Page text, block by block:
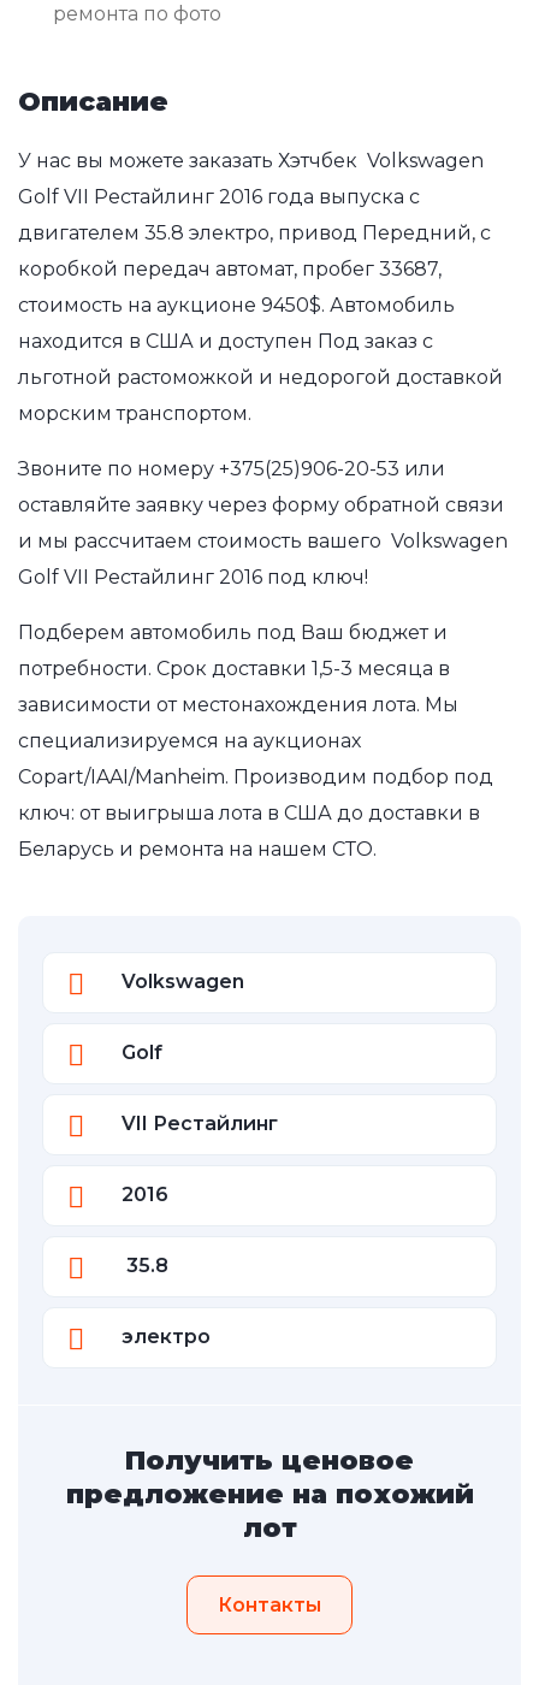
ремонта по фото
Описание
У нас вы можете заказать Хэтчбек Volkswagen
Golf VII Рестайлинг 2016 года выпуска с
двигателем 35.8 электро, привод Передний, с
коробкой передач автомат, пробег 33687,
стоимость на аукционе 9450$. Автомобиль
находится в США и доступен Под заказ с
льготной растоможкой и недорогой доставкой
морским транспортом.
Звоните по номеру +375(25)906-20-53 или
оставляйте заявку через форму обратной связи
и мы рассчитаем стоимость вашего Volkswagen
Golf VII Рестайлинг 2016 под ключ!
Подберем автомобиль под Ваш бюджет и
потребности. Срок доставки 1,5-3 месяца в
зависимости от местонахождения лота. Мы
специализируемся на аукционах
Copart/IAAI/Manheim. Производим подбор под
ключ: от выигрыша лота в США до доставки в
Беларусь и ремонта на нашем СТО.
Volkswagen
Golf
VII Рестайлинг
2016
35.8
электро
Получить ценовое
предложение на похожий
лот
Контакты